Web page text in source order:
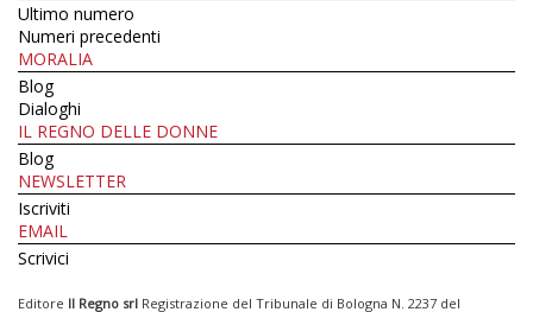
Ultimo numero
Numeri precedenti
MORALIA
Blog
Dialoghi
IL REGNO DELLE DONNE
Blog
NEWSLETTER
Iscriviti
EMAIL
Scrivici
Editore Il Regno srl Registrazione del Tribunale di Bologna N. 2237 del